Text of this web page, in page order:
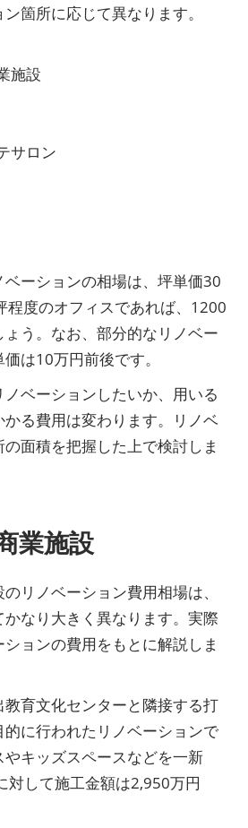
箇所に応じて異なります。
施設
サロン
ーションの相場は、坪単価30
程度のオフィスであれば、1200
う。なお、部分的なリノベー
は10万円前後です。
ベーションしたいか、用いる
る費用は変わります。リノベ
面積を把握した上で検討しま
業施設
リノベーション費用相場は、
なり大きく異なります。実際
ョンの費用をもとに解説しま
育文化センターと隣接する打
に行われたリノベーションで
キッズスペースなどを一新
対して施工金額は2,950万円